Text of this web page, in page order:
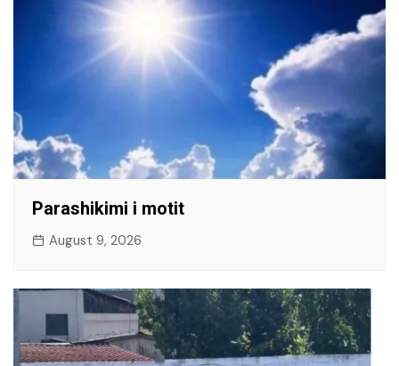
Parashikimi i motit
August 9, 2026